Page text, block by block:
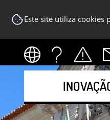
Este site utiliza cookies